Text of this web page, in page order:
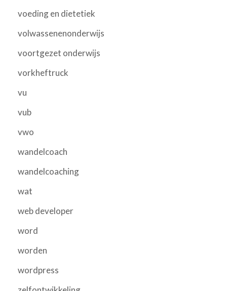
voeding en dietetiek
volwassenenonderwijs
voortgezet onderwijs
vorkheftruck
vu
vub
vwo
wandelcoach
wandelcoaching
wat
web developer
word
worden
wordpress